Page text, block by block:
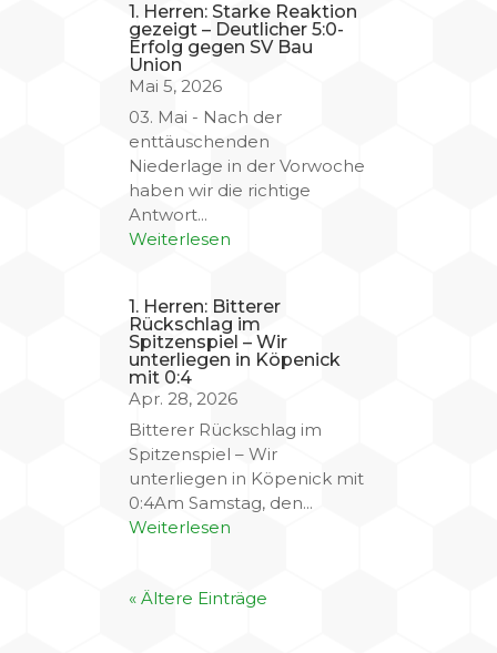
1. Herren: Starke Reaktion
gezeigt – Deutlicher 5:0-
Erfolg gegen SV Bau
Union
Mai 5, 2026
03. Mai - Nach der
enttäuschenden
Niederlage in der Vorwoche
haben wir die richtige
Antwort...
Weiterlesen
1. Herren: Bitterer
Rückschlag im
Spitzenspiel – Wir
unterliegen in Köpenick
mit 0:4
Apr. 28, 2026
Bitterer Rückschlag im
Spitzenspiel – Wir
unterliegen in Köpenick mit
0:4Am Samstag, den...
Weiterlesen
« Ältere Einträge